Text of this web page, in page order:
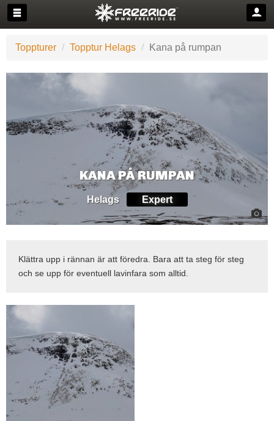
Toppturer Topptur Helags Kana på rumpan
KANA PÅ RUMPAN
Helags Expert
Klättra upp i rännan är att föredra. Bara att ta steg för steg
och se upp för eventuell lavinfara som alltid.